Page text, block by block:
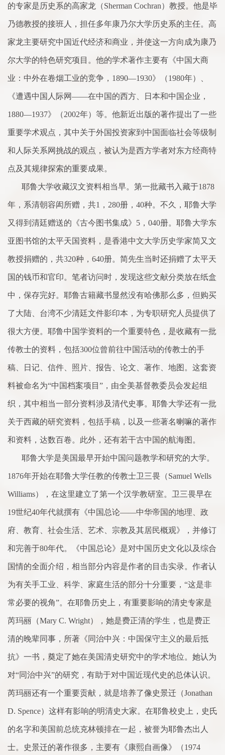
的专家是历史系的高家龙（Sherman Cochran）教授。他是毕
乃德教授的接班人，担任多年康乃尔大学历史系的主任。高
家龙主要研究中国近代经济和商业，并使这一方向 成为康乃
尔大学的特色研究项目。他的学术著作主要有《中国大商
业：中外在卷烟工业的竞争， 1890—1930》（1980年）、
《遭遇中国人际网——在中国的西方、日本和中国企业，
1880—1937》（2002年）等。他新近出版的著作提出了一些
重要学术观点，其中关于外国投资家到中国面临社会等级制
和人际关系网挑战的观点，被认为是西方学者对东方经商特
点及其规律探索的重要成果。
耶鲁大学收藏汉文资料相当早。第一批藏书入藏于1878
年， 系清朝容闳所赠，共1 ， 280册， 40种。不久，耶鲁大学
又得到清廷赠送的《古今图书集成》 5 ， 040册。耶鲁大学东
亚图书馆的太平天国资料，是香港中文大学历史学家简又文
教授捐赠的，共320种， 640册。 简先生当时还捐赠了太平天
国的钱币和官印。笔者访问时，发现这些文献分类放在纸盒
中，保存完好。耶鲁古籍藏书显然没有哈佛那么多，但购买
了大陆、 台湾不少清廷文件影印本，为专职研究人员提供了
很大方便。耶鲁中国学资料的一个重要特色，是收藏有一批
传教士的资料，包括300位曾前往中国活动的传教士的手
稿、日记、信件、照片、报告、论文、著作、地图。这套资
料被命名为“中国档案项目”，由全美基督教委员会发起组
织，其中相当一部分资料涉及清代史事。耶鲁大学还有一批
关于西藏的研究资料，包括手稿，以及一些著名喇嘛的著作
和资料，达数百卷。此外，还有若干古中国的航海图。
耶鲁大学是美国最早开始中国问题教学和研究的大学。
1876年开始在耶鲁大学任教的传教士卫三畏（Samuel Wells
Williams），在这里建立了第一个汉学教研室。卫三畏早在
19世纪40年代就撰有《中国总论——中华帝国的地理、政
府、教育、社会生活、艺术 、宗教及其居民概观》，并修订
和完善于80年代。《中国总论》是对中国历史文化以及综合
国情的全面介绍，相当部分内容是作者的目击实录。作者认
为有关手工业、科学、 家庭生活的部分十分重要，“这是非
常必要的视角”。在耶鲁历史上，有重要影响的清史专家是
芮玛丽（Mary C. Wright），她是费正清的学生，也是费正
清的晚辈同事，所著《同治中兴：中国保守主义的最后抵
抗》一书，奠定了她在美国清史研究中的学术地位。她认为
对“同治中兴”的研究，有助于对中国近现代史的总体认识。
芮玛丽还有一个重要贡献，就是培养了像史景迁（Jonathan
D. Spence）这样有影响的明清史大家。在耶鲁校史上，史氏
的名字和美国前总统克林顿排在一起，被誉为耶鲁杰出人
士。史景迁的著作很多，主要有《康熙自画像》（1974